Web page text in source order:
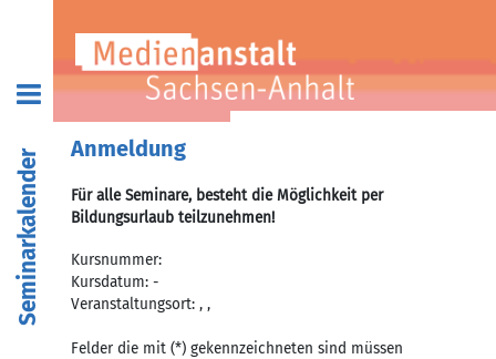
Seminarkalender
Anmeldung
Für alle Seminare, besteht die Möglichkeit per
Bildungsurlaub teilzunehmen!
Kursnummer:
Kursdatum: -
Veranstaltungsort: , ,
Felder die mit (*) gekennzeichneten sind müssen